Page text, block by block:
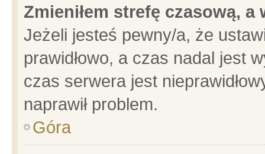
Zmieniłem strefę czasową,
Jeżeli jesteś pewny/a, że
prawidłowo, a czas nadal jest
czas serwera jest
naprawił problem.
Góra